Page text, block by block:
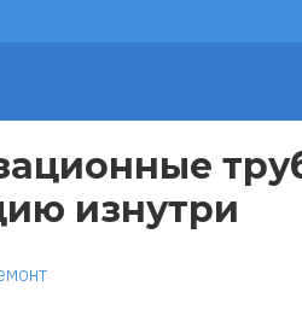
изнутри